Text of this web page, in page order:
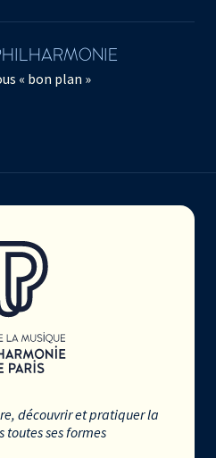
« bon plan »
découvrir et pratiquer la
toutes ses formes